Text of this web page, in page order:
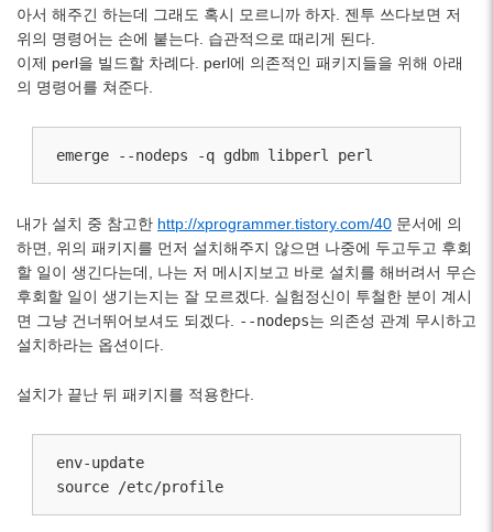
아서 해주긴 하는데 그래도 혹시 모르니까 하자. 젠투 쓰다보면 저
위의 명령어는 손에 붙는다. 습관적으로 때리게 된다.
이제 perl을 빌드할 차례다. perl에 의존적인 패키지들을 위해 아래
의 명령어를 쳐준다.
emerge --nodeps -q gdbm libperl perl
내가 설치 중 참고한 http://xprogrammer.tistory.com/40 문서에 의
하면, 위의 패키지를 먼저 설치해주지 않으면 나중에 두고두고 후회
할 일이 생긴다는데, 나는 저 메시지보고 바로 설치를 해버려서 무슨
후회할 일이 생기는지는 잘 모르겠다. 실험정신이 투철한 분이 계시
면 그냥 건너뛰어보셔도 되겠다. --nodeps는 의존성 관계 무시하고
설치하라는 옵션이다.
설치가 끝난 뒤 패키지를 적용한다.
env-update
source /etc/profile